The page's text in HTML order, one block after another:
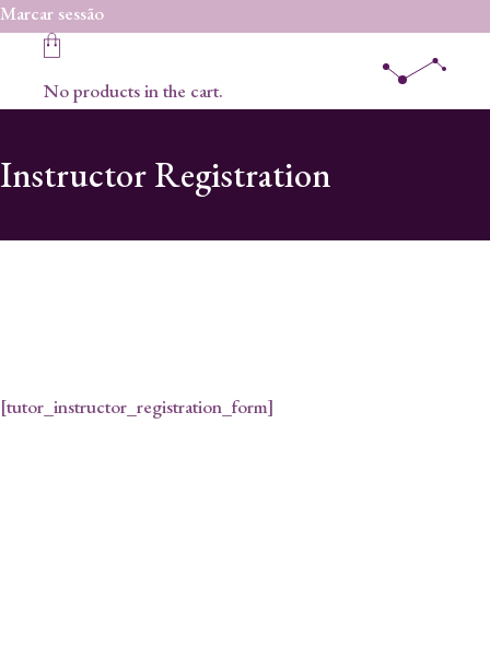
Skip
to
content
Marcar sessão
No products in the cart.
Instructor Registration
[tutor_instructor_registration_form]